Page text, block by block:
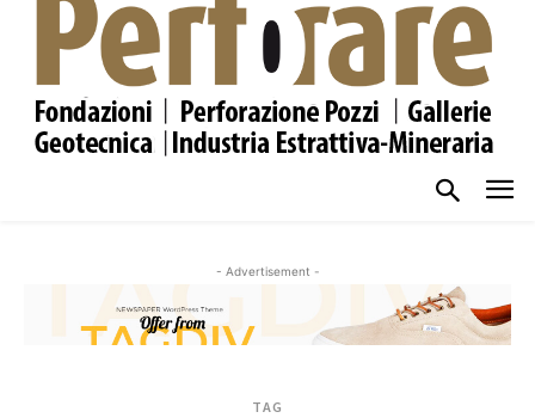
- Advertisement -
TAG